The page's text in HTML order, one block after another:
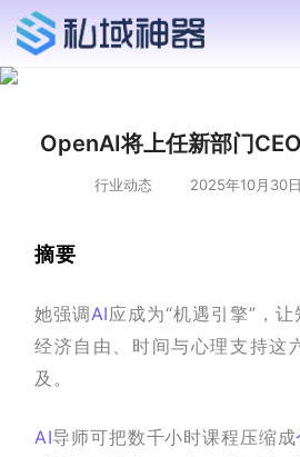
OpenAI将上任新部门
行业动态 2025年10月30
摘要
她强调AI应成为“机遇引擎”，让
经济自由、时间与心理支持这
及。
AI导师可把数千小时课程压缩成